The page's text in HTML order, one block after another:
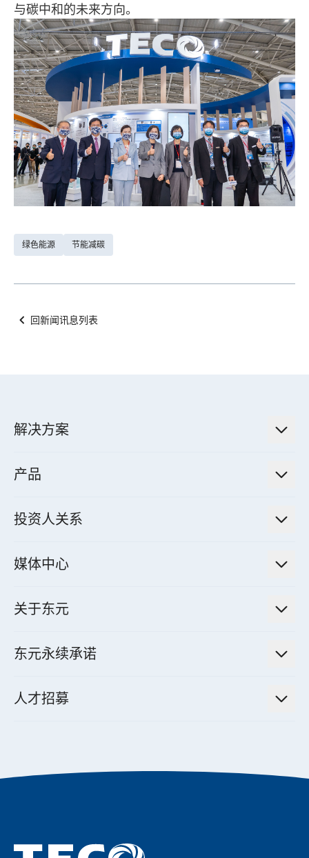
与碳中和的未来方向。
绿色能源 节能减碳
回新闻讯息列表
解决方案
电气化解决方案
工业控制自动化解决方案
智慧商用空调节能解决方案
资料中心解决方案
产品
高效马达与节能系统
减速机
机器关节模组系统
全领域空调产品
投资人关系
股东专栏
媒体中心
关于东元
公司治理
东元70
东元永续承诺
促进低碳转型
人才招募